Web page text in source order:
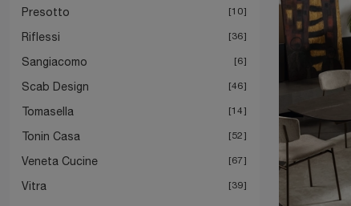
Presotto 10
Riflessi 36
Sangiacomo 6
Scab Design 46
Tomasella 14
Tonin Casa 52
Veneta Cucine 67
Vitra 39